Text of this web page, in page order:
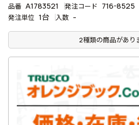
品番 A1783521 発注コード 716-8525
発注単位 1台 入数 -
2種類の商品があり